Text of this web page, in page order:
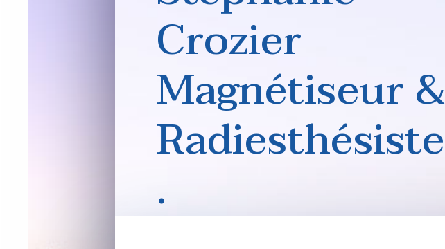
Crozier
Magnétiseur &
Radiesthésiste
.